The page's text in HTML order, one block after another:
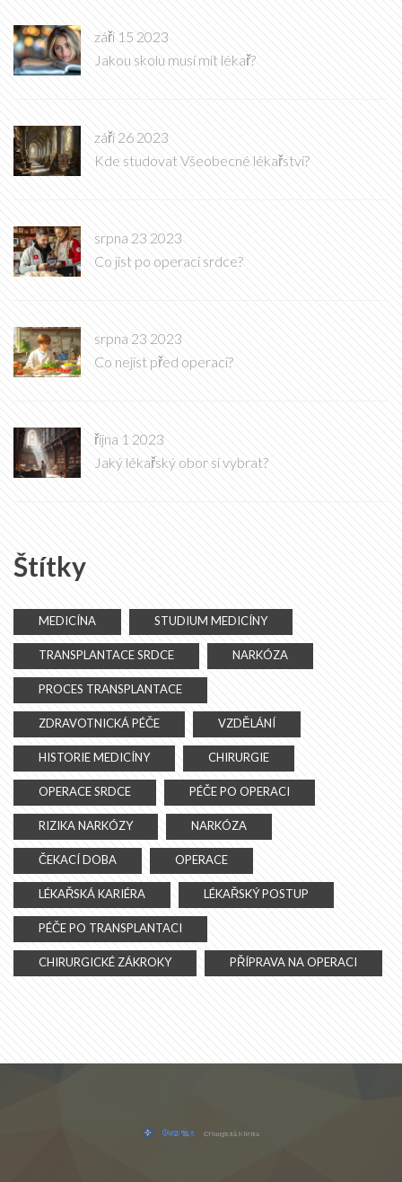
září 15 2023
Jakou skolu musí mít lékař?
září 26 2023
Kde studovat Všeobecné lékařství?
srpna 23 2023
Co jíst po operaci srdce?
srpna 23 2023
Co nejíst před operaci?
října 1 2023
Jaký lékařský obor si vybrat?
Štítky
MEDICÍNA STUDIUM MEDICÍNY
TRANSPLANTACE SRDCE NARKÓZA
PROCES TRANSPLANTACE
ZDRAVOTNICKÁ PÉČE VZDĚLÁNÍ
HISTORIE MEDICÍNY CHIRURGIE
OPERACE SRDCE PÉČE PO OPERACI
RIZIKA NARKÓZY NARKÓZA
ČEKACÍ DOBA OPERACE
LÉKAŘSKÁ KARIÉRA LÉKAŘSKÝ POSTUP
PÉČE PO TRANSPLANTACI
CHIRURGICKÉ ZÁKROKY PŘÍPRAVA NA OPERACI